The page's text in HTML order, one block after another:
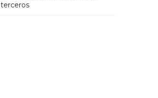
terceros